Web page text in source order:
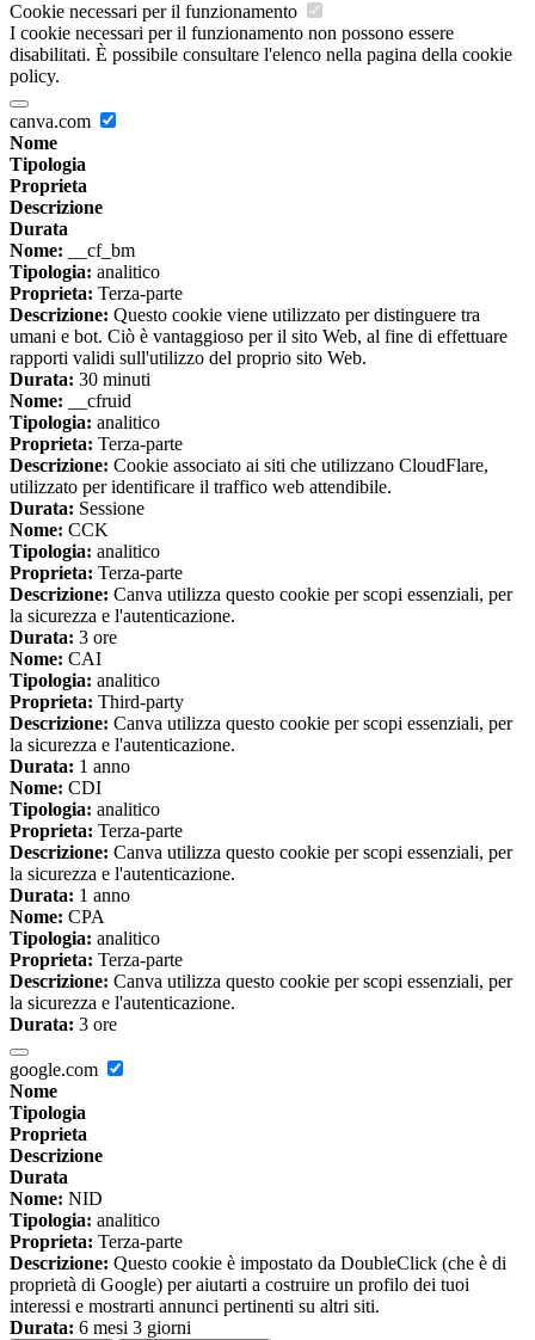
Cookie necessari per il funzionamento
I cookie necessari per il funzionamento non possono essere
disabilitati. È possibile consultare l'elenco nella pagina della cookie
policy.
canva.com
Nome
Tipologia
Proprieta
Descrizione
Durata
Nome: __cf_bm
Tipologia: analitico
Proprieta: Terza-parte
Descrizione: Questo cookie viene utilizzato per distinguere tra
umani e bot. Ciò è vantaggioso per il sito Web, al fine di effettuare
rapporti validi sull'utilizzo del proprio sito Web.
Durata: 30 minuti
Nome: __cfruid
Tipologia: analitico
Proprieta: Terza-parte
Descrizione: Cookie associato ai siti che utilizzano CloudFlare,
utilizzato per identificare il traffico web attendibile.
Durata: Sessione
Nome: CCK
Tipologia: analitico
Proprieta: Terza-parte
Descrizione: Canva utilizza questo cookie per scopi essenziali, per
la sicurezza e l'autenticazione.
Durata: 3 ore
Nome: CAI
Tipologia: analitico
Proprieta: Third-party
Descrizione: Canva utilizza questo cookie per scopi essenziali, per
la sicurezza e l'autenticazione.
Durata: 1 anno
Nome: CDI
Tipologia: analitico
Proprieta: Terza-parte
Descrizione: Canva utilizza questo cookie per scopi essenziali, per
la sicurezza e l'autenticazione.
Durata: 1 anno
Nome: CPA
Tipologia: analitico
Proprieta: Terza-parte
Descrizione: Canva utilizza questo cookie per scopi essenziali, per
la sicurezza e l'autenticazione.
Durata: 3 ore
google.com
Nome
Tipologia
Proprieta
Descrizione
Durata
Nome: NID
Tipologia: analitico
Proprieta: Terza-parte
Descrizione: Questo cookie è impostato da DoubleClick (che è di
proprietà di Google) per aiutarti a costruire un profilo dei tuoi
interessi e mostrarti annunci pertinenti su altri siti.
Durata: 6 mesi 3 giorni